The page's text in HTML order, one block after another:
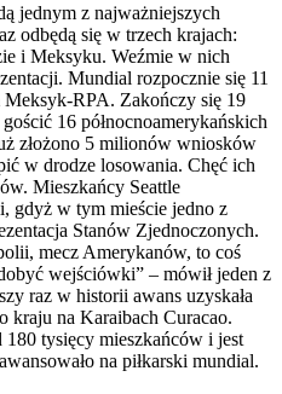
jednym z najważniejszych
odbędą się w trzech krajach:
i Meksyku. Weźmie w nich
Mundial rozpocznie się 11
RPA. Zakończy się 19
16 północnoamerykańskich
złożono 5 milionów wniosków
w drodze losowania. Chęć ich
Mieszkańcy Seattle
gdyż w tym mieście jedno z
Stanów Zjednoczonych.
mecz Amerykanów, to coś
wejściówki” – mówił jeden z
raz w historii awans uzyskała
kraju na Karaibach Curacao.
tysięcy mieszkańców i jest
na piłkarski mundial.